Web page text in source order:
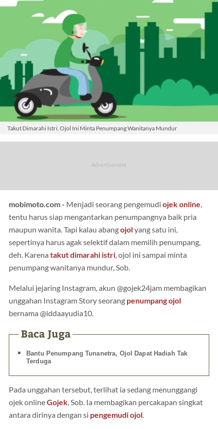
Takut Dimarahi Istri, Ojol Ini Minta Penumpang Wanitanya Mundur
mobimoto.com - Menjadi seorang pengemudi ojek online,
tentu harus siap mengantarkan penumpangnya baik pria
maupun wanita. Tapi kalau abangojolyang satu ini,
sepertinya harus agak selektif dalam memilih penumpang,
deh. Karena takut dimarahi istri, ojol ini sampai minta
penumpang wanitanya mundur, Sob.
Melalui jejaring Instagram, akun @gojek24jam membagikan
unggahan Instagram Story seorang penumpang ojol
bernama @iddaayudia10.
Baca Juga
Bantu Penumpang Tunanetra, Ojol Dapat Hadiah Tak
Terduga
Pada unggahan tersebut, terlihat ia sedang menunggangi
ojek onlineGojek, Sob. Ia membagikan percakapan singkat
antara dirinya dengan si pengemudi ojol.